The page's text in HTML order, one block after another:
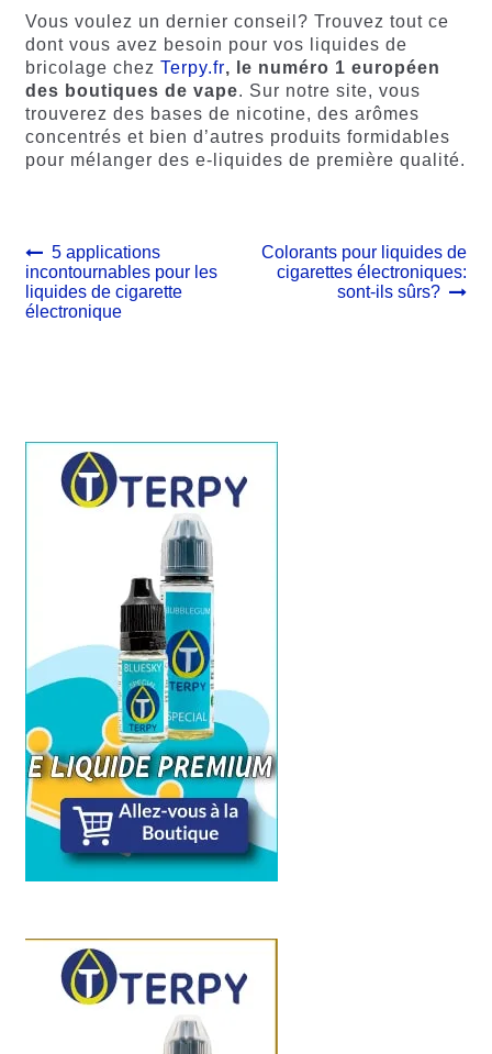
Vous voulez un dernier conseil? Trouvez tout ce
dont vous avez besoin pour vos liquides de
bricolage chez Terpy.fr, le numéro 1 européen
des boutiques de vape. Sur notre site, vous
trouverez des bases de nicotine, des arômes
concentrés et bien d’autres produits formidables
pour mélanger des e-liquides de première qualité.
Navigation
de
l’article
Article
précédent :
5 applications
incontournables pour les
liquides de cigarette
électronique
Article
suivant :
Colorants pour liquides de
cigarettes électroniques:
sont-ils sûrs?